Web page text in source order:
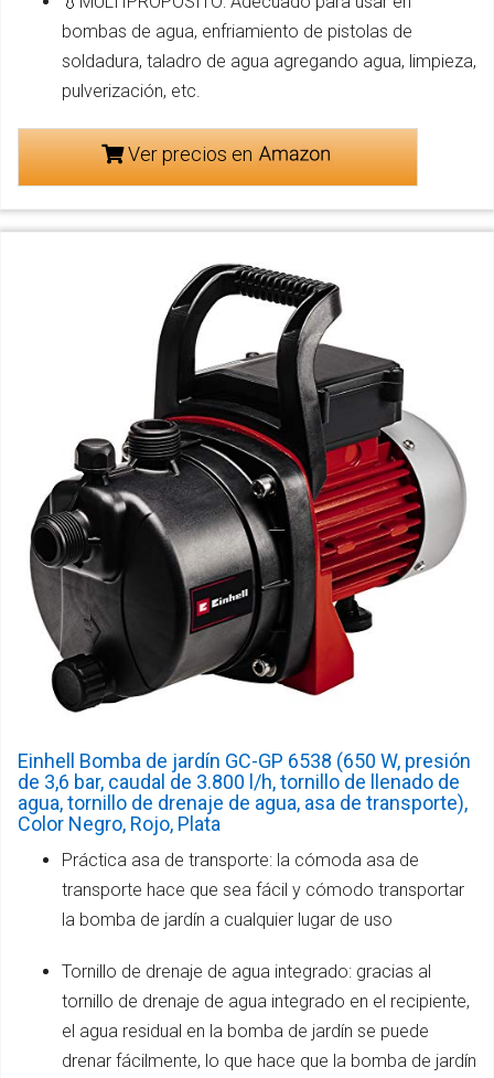
bombas de agua, enfriamiento de pistolas de
soldadura, taladro de agua agregando agua, limpieza,
pulverización, etc.
Ver precios en
Einhell Bomba de jardín GC-GP 6538 (650 W, presión
de 3,6 bar, caudal de 3.800 l/h, tornillo de llenado de
agua, tornillo de drenaje de agua, asa de transporte),
Color Negro, Rojo, Plata
Práctica asa de transporte: la cómoda asa de
transporte hace que sea fácil y cómodo transportar
la bomba de jardín a cualquier lugar de uso
Tornillo de drenaje de agua integrado: gracias al
tornillo de drenaje de agua integrado en el recipiente,
el agua residual en la bomba de jardín se puede
drenar fácilmente, lo que hace que la bomba de jardín